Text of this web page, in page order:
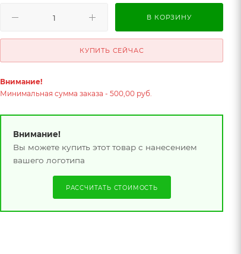
В КОРЗИНУ
КУПИТЬ СЕЙЧАС
Внимание!
Минимальная сумма заказа - 500,00 руб.
Внимание!
Вы можете купить этот товар с нанесением
вашего логотипа
РАССЧИТАТЬ СТОИМОСТЬ